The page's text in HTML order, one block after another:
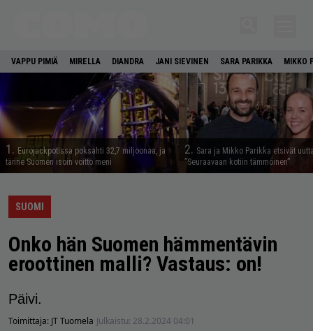
VAPPU PIMIÄ MIRELLA DIANDRA JANI SIEVINEN SARA PARIKKA MIKKO
1. Eurojackpotissa poksahti 32,7 miljoonaa, ja
tänne Suomen isoin voitto meni
2. Sara ja Mikko Parikka etsivät
”Seuraavaan kotiin tämmöinen”
SUOMI
Onko hän Suomen hämmentävin
eroottinen malli? Vastaus: on!
Päivi.
Toimittaja: JT Tuomela Julkaistu: 28.2.2024 04:01